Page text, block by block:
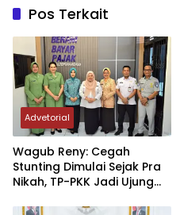
Pos Terkait
Advetorial
Wagub Reny: Cegah
Stunting Dimulai Sejak Pra
Nikah, TP-PKK Jadi Ujung